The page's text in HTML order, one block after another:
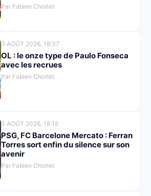
Par Fabien Chorlet
3 AOÛT 2026, 18:37
OL : le onze type de Paulo Fonseca
avec les recrues
Par Fabien Chorlet
3 AOÛT 2026, 18:15
PSG, FC Barcelone Mercato : Ferran
Torres sort enfin du silence sur son
avenir
Par Fabien Chorlet